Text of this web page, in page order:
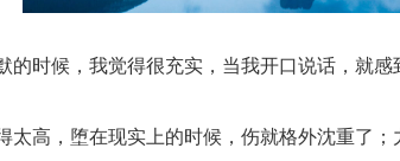
的时候，我觉得很充实，当我开口说话，就感
太高，堕在现实上的时候，伤就格外沈重了